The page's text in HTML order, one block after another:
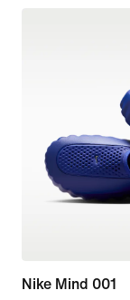
Nike Mind 001